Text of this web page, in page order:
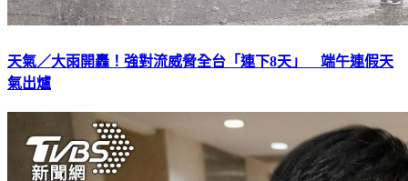
天氣／大雨開轟！強對流威脅全台「連下8天」 端午連假天
氣出爐